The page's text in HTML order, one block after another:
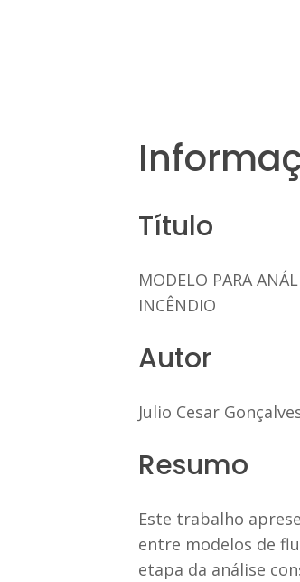
Título
MODELO PARA
INCÊNDIO
Autor
Julio Cesar
Resumo
Este trabalho
entre modelos de
etapa da análise